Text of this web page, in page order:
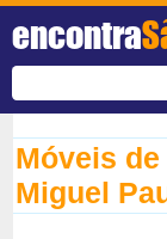
encontra
Móveis
Miguel